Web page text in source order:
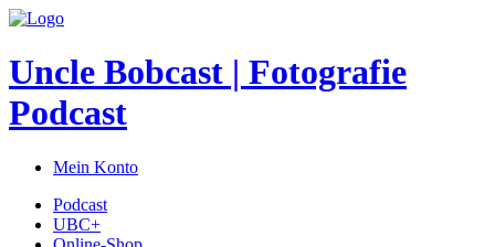
Uncle Bobcast | Fotografie
Podcast
Mein Konto
Podcast
UBC+